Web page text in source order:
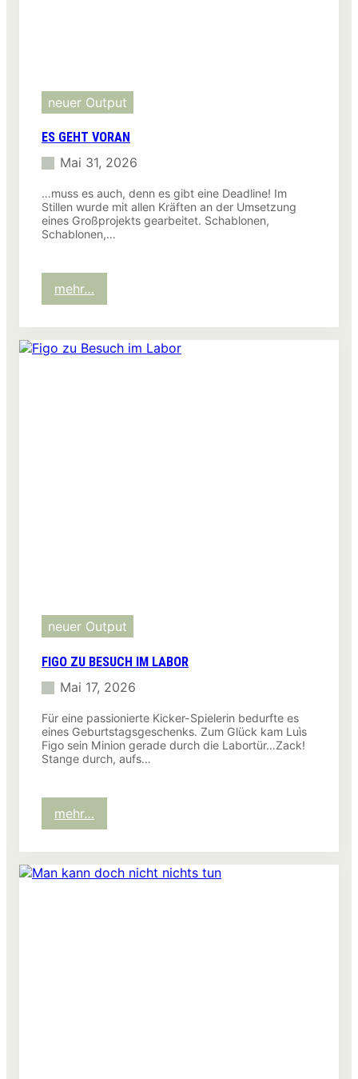
neuer Output
ES GEHT VORAN
Mai 31, 2026
…muss es auch, denn es gibt eine Deadline! Im
Stillen wurde mit allen Kräften an der Umsetzung
eines Großprojekts gearbeitet. Schablonen,
Schablonen,…
mehr…
Es
voran
neuer Output
FIGO ZU BESUCH IM LABOR
Mai 17, 2026
Für eine passionierte Kicker-Spielerin bedurfte es
eines Geburtstagsgeschenks. Zum Glück kam Luìs
Figo sein Minion gerade durch die Labortür…Zack!
Stange durch, aufs…
mehr…
Figo
im